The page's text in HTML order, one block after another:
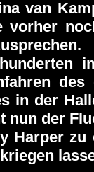
van
vorher
des
in der
nun der
Harper